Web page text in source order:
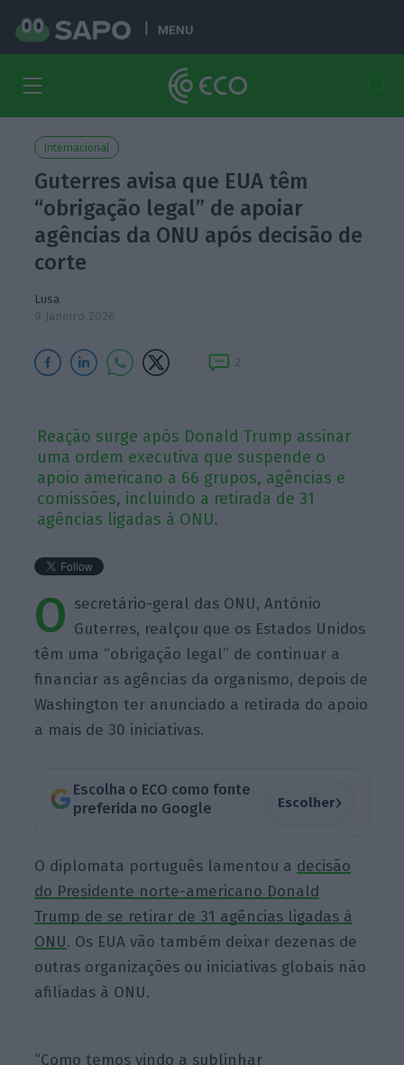
MENU
Internacional
Guterres avisa que EUA têm
“obrigação legal” de apoiar
agências da ONU após decisão de
corte
Lusa
9 Janeiro 2026
2
Reação surge após Donald Trump assinar
uma ordem executiva que suspende o
apoio americano a 66 grupos, agências e
comissões, incluindo a retirada de 31
agências ligadas à ONU.
O secretário-geral das ONU, António
Guterres, realçou que os Estados Unidos
têm uma “obrigação legal” de continuar a
financiar as agências da organismo, depois de
Washington ter anunciado a retirada do apoio
a mais de 30 iniciativas.
Escolha o ECO como fonte
preferida no Google
Escolher›
O diplomata português lamentou a decisão
do Presidente norte-americano Donald
Trump de se retirar de 31 agências ligadas à
ONU. Os EUA vão também deixar dezenas de
outras organizações ou iniciativas globais não
afiliadas à ONU.
“Como temos vindo a sublinhar